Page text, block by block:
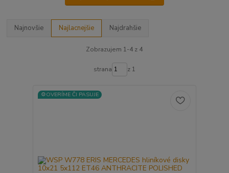
Najnovšie Najlacnejšie Najdrahšie
Zobrazujem 1-4 z 4
strana z 1
⚙️OVERÍME ČI PASUJE